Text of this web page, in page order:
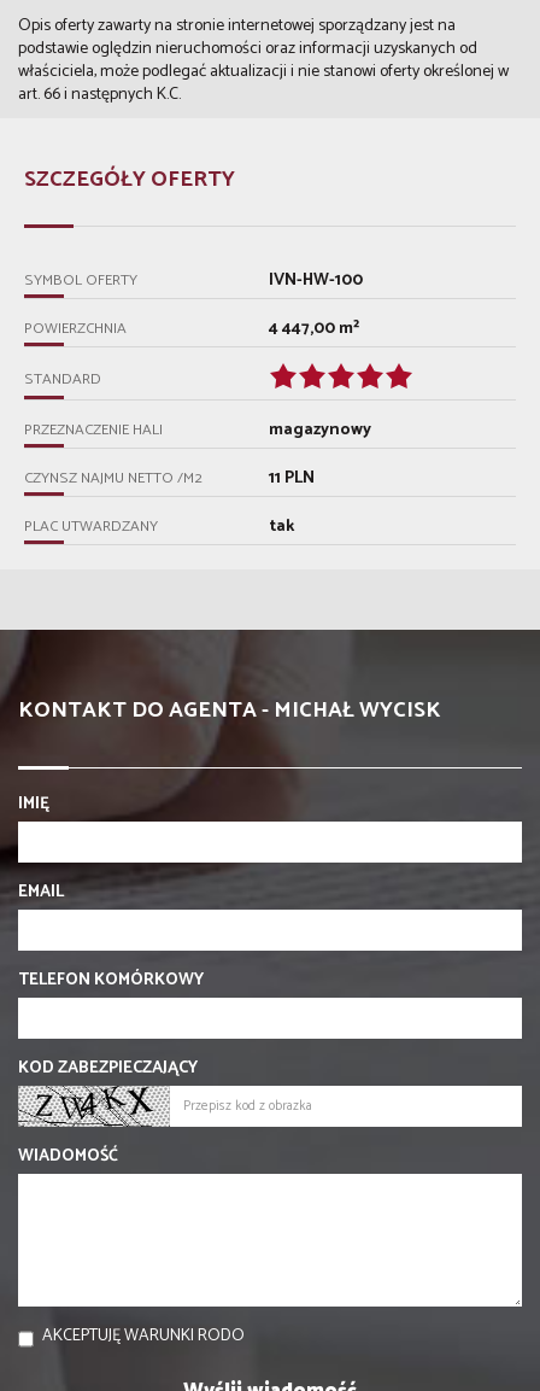
Opis oferty zawarty na stronie internetowej sporządzany jest na
podstawie oględzin nieruchomości oraz informacji uzyskanych od
właściciela, może podlegać aktualizacji i nie stanowi oferty określonej w
art. 66 i następnych K.C.
SZCZEGÓŁY OFERTY
SYMBOL OFERTY IVN-HW-100
POWIERZCHNIA 4 447,00 m²
STANDARD
PRZEZNACZENIE HALI magazynowy
CZYNSZ NAJMU NETTO /M2 11 PLN
PLAC UTWARDZANY tak
KONTAKT DO AGENTA - MICHAŁ WYCISK
IMIĘ
EMAIL
TELEFON KOMÓRKOWY
KOD ZABEZPIECZAJĄCY
WIADOMOŚĆ
AKCEPTUJĘ WARUNKI RODO